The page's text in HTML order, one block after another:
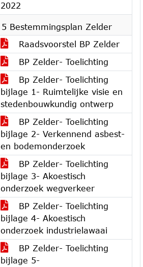
2022
5 Bestemmingsplan Zelder
Raadsvoorstel BP Zelder
BP Zelder- Toelichting
Bp Zelder- Toelichting
bijlage 1- Ruimtelijke visie en
stedenbouwkundig ontwerp
BP Zelder- Toelichting
bijlage 2- Verkennend asbest-
en bodemonderzoek
BP Zelder- Toelichting
bijlage 3- Akoestisch
onderzoek wegverkeer
BP Zelder- Toelichting
bijlage 4- Akoestisch
onderzoek industrielawaai
BP Zelder- Toelichting
bijlage 5-